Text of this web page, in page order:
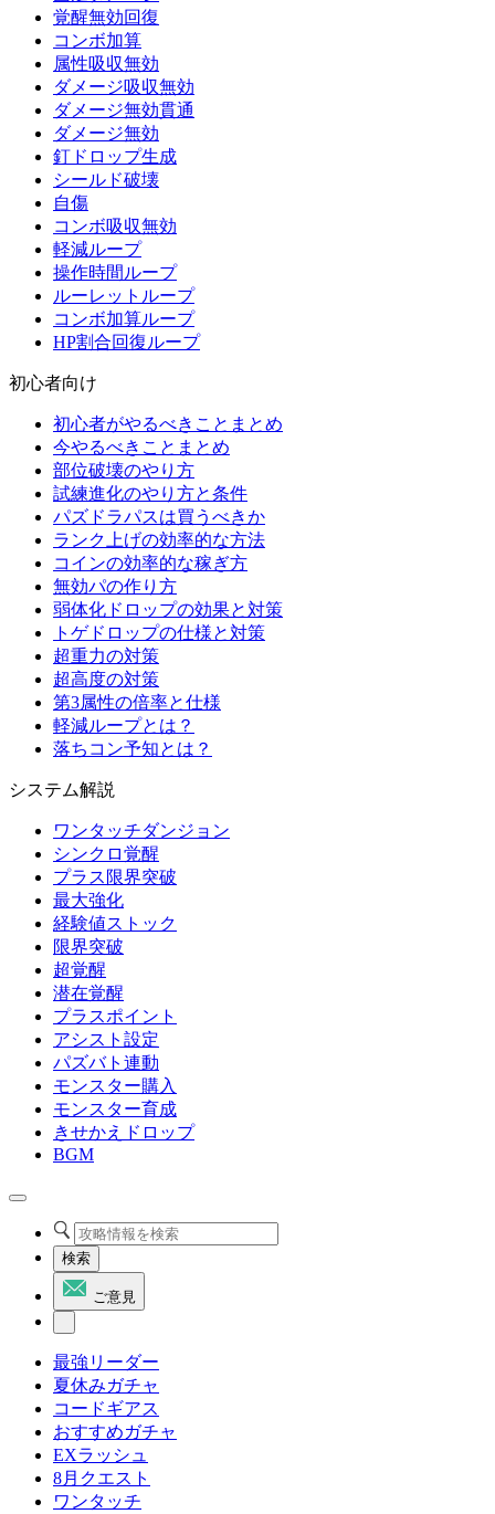
覚醒無効回復
コンボ加算
属性吸収無効
ダメージ吸収無効
ダメージ無効貫通
ダメージ無効
釘ドロップ生成
シールド破壊
自傷
コンボ吸収無効
軽減ループ
操作時間ループ
ルーレットループ
コンボ加算ループ
HP割合回復ループ
初心者向け
初心者がやるべきことまとめ
今やるべきことまとめ
部位破壊のやり方
試練進化のやり方と条件
パズドラパスは買うべきか
ランク上げの効率的な方法
コインの効率的な稼ぎ方
無効パの作り方
弱体化ドロップの効果と対策
トゲドロップの仕様と対策
超重力の対策
超高度の対策
第3属性の倍率と仕様
軽減ループとは？
落ちコン予知とは？
システム解説
ワンタッチダンジョン
シンクロ覚醒
プラス限界突破
最大強化
経験値ストック
限界突破
超覚醒
潜在覚醒
プラスポイント
アシスト設定
パズバト連動
モンスター購入
モンスター育成
きせかえドロップ
BGM
検索
ご意見
最強リーダー
夏休みガチャ
コードギアス
おすすめガチャ
EXラッシュ
8月クエスト
ワンタッチ